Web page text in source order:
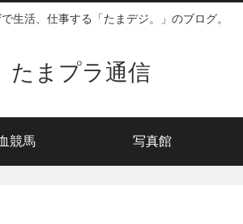
生活、仕事する「たまデジ。」のブログ。
たまプラ通信
競馬 写真館